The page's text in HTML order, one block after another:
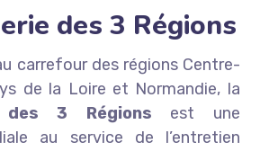
des 3 Régions
carrefour des régions Centre-
de la Loire et Normandie, la
des 3 Régions est une
au service de l’entretien